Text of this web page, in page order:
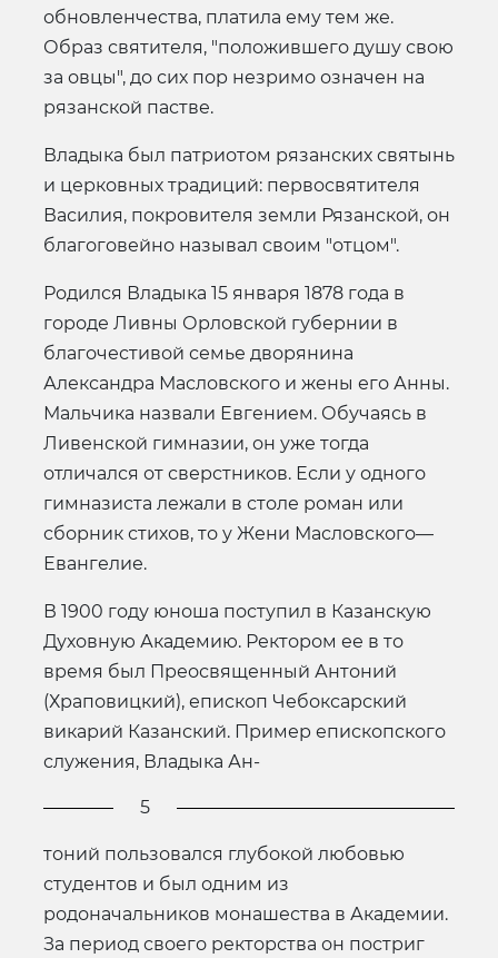
обновленчества, платила ему тем же.
Образ святителя, "положившего душу свою
за овцы", до сих пор незримо означен на
рязанской пастве.
Владыка был патриотом рязанских святынь
и церковных традиций: первосвятителя
Василия, покровителя земли Рязанской, он
благоговейно называл своим "отцом".
Родился Владыка 15 января 1878 года в
городе Ливны Орловской губернии в
благочестивой семье дворянина
Александра Масловского и жены его Анны.
Мальчика назвали Евгением. Обучаясь в
Ливенской гимназии, он уже тогда
отличался от сверстников. Если у одного
гимназиста лежали в столе роман или
сборник стихов, то у Жени Масловского—
Евангелие.
В 1900 году юноша поступил в Казанскую
Духовную Академию. Ректором ее в то
время был Преосвященный Антоний
(Храповицкий), епископ Чебоксарский
викарий Казанский. Пример епископского
служения, Владыка Ан-
5
тоний пользовался глубокой любовью
студентов и был одним из
родоначальников монашества в Академии.
За период своего ректорства он постриг